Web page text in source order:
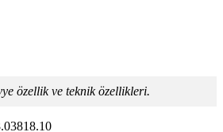
özellik ve teknik özellikleri.